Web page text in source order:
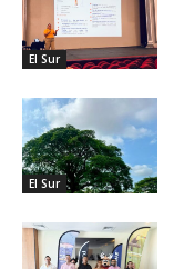
El Sur
El Sur